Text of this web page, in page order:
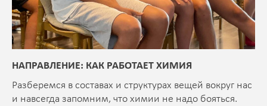
НАПРАВЛЕНИЕ: КАК РАБОТАЕТ ХИМИЯ
Разберемся в составах и структурах вещей вокруг нас
и навсегда запомним, что химии не надо бояться.